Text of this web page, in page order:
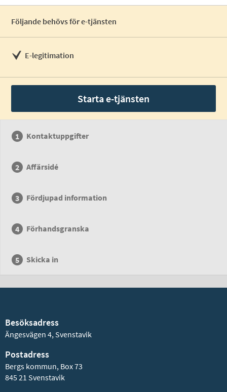
Följande behövs för e-tjänsten
E-legitimation
Starta e-tjänsten
Kontaktuppgifter
Affärsidé
Fördjupad information
Förhandsgranska
Skicka in
Besöksadress
Ängesvägen 4, Svenstavik
Postadress
Bergs kommun, Box 73
845 21 Svenstavik